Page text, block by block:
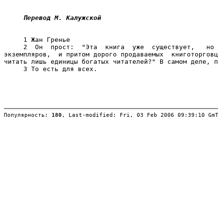
Перевод М. Калужской
     1 Жан Гренье
2  Он  прост:  "Эта  книга  уже  существует,   но
экземпляров,  и притом дорого продаваемых
читать лишь единицы богатых читателей?" В самом деле,
     3 То есть для всех.
Популярность: 180